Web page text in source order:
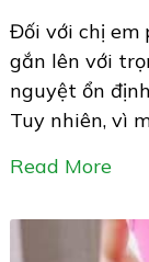
Đối với chị em
gắn lên với
nguyệt ổn
Tuy nhiên, vì
Read More